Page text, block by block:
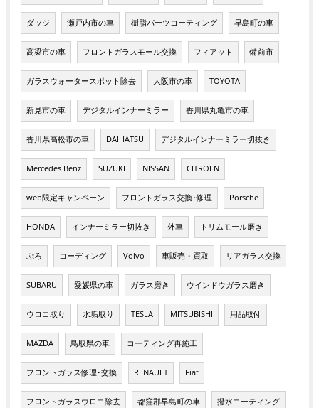
ダッジ 瀬戸内市の車 樹脂パーツコーティング 早島町の車
高梁市の車 フロントガラスモール交換 フィアット 備前市
ガラスウォータースポット除去 大阪市の車 TOYOTA
新見市の車 デジタルインナーミラー 香川県丸亀市の車
香川県高松市の車 DAIHATSU デジタルインナーミラー切抜き
Mercedes Benz SUZUKI NISSAN CITROEN
web限定キャンペーン フロントガラス交換･修理 Porsche
HONDA インナーミラー切抜き 外車 トリムモール磨き
ぷろ コーディング Volvo 車販売・買取 リアガラス交換
SUBARU 愛媛県の車 ガラス磨き ウインドウガラス磨き
ウロコ取り 水垢取り TESLA MITSUBISHI 用品取付
MAZDA 鳥取県の車 コーティング再施工
フロントガラス修理･交換 RENAULT Fiat
フロントガラスウロコ除去 都窪郡早島町の車 撥水コーティング